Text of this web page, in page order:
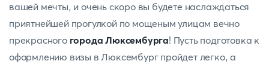
вашей мечты, и очень скоро вы будете наслаждаться
приятнейшей прогулкой по мощеным улицам вечно
прекрасногогорода Люксембурга! Пусть подготовка к
оформлению визы в Люксембург пройдет легко, а